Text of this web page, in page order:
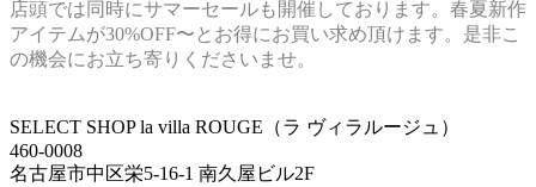
店頭では同時にサマーセールも開催しております。春夏新作
アイテムが30%OFF〜とお得にお買い求め頂けます。是非こ
の機会にお立ち寄りくださいませ。
SELECT SHOP la villa ROUGE（ラ ヴィラルージュ）
460-0008
名古屋市中区栄5-16-1 南久屋ビル2F